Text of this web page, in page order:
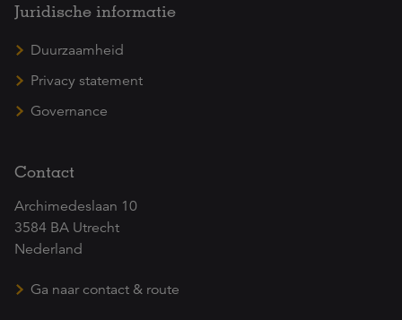
Juridische informatie
Duurzaamheid
Privacy statement
Governance
Contact
Archimedeslaan 10
3584 BA Utrecht
Nederland
Ga naar contact & route